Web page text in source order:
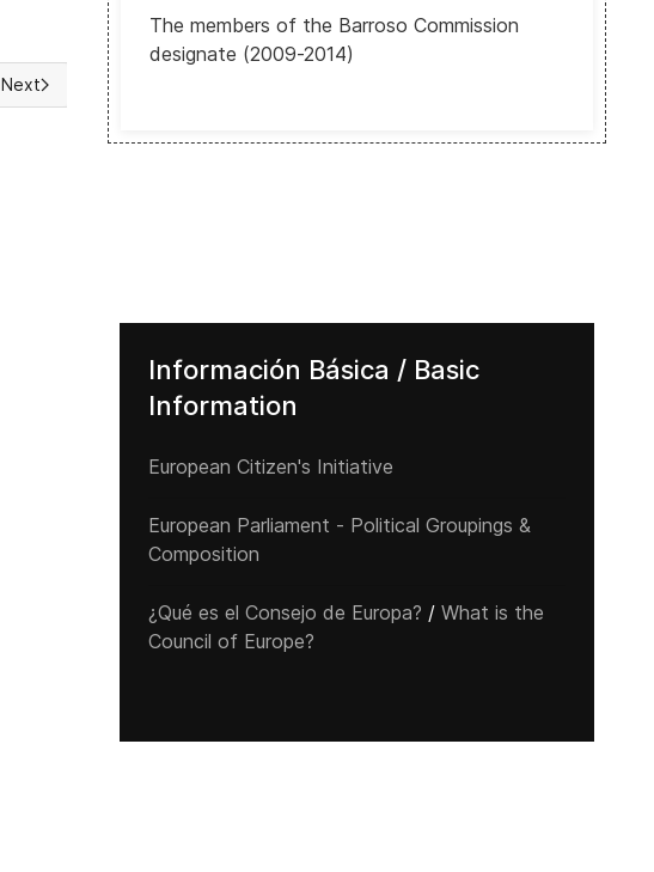
Next article: EUA: Elecciones del 4 de noviembre probablemente marcarán hito
Next
The members of the Barroso Commission
designate (2009-2014)
Información Básica / Basic
Information
European Citizen's Initiative
European Parliament - Political Groupings &
Composition
¿Qué es el Consejo de Europa? / What is the
Council of Europe?